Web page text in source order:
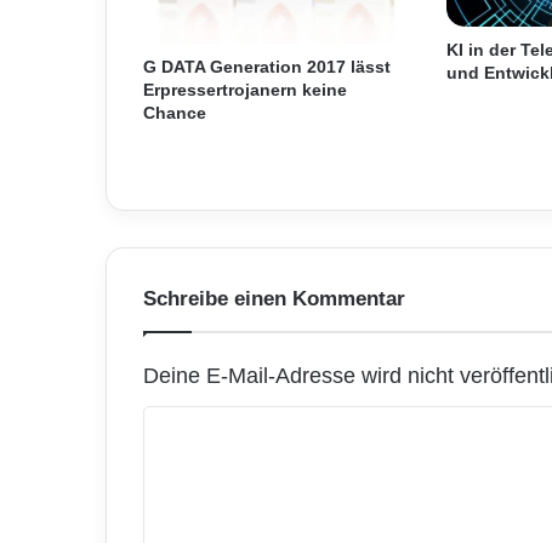
h
r
u
n
Ö
t
r
G DATA Generation 2017 lässt
Erpressertrojanern keine
Chance
KI in der
und
Schreibe einen Kommentar
Deine E-Mail-Adresse wird nicht